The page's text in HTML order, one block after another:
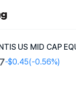
US MID CAP
-$0.45(-0.56%)